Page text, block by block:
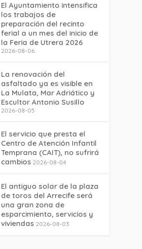
El Ayuntamiento intensifica
los trabajos de
preparación del recinto
ferial a un mes del inicio de
la Feria de Utrera 2026
2026-08-06
La renovación del
asfaltado ya es visible en
La Mulata, Mar Adriático y
Escultor Antonio Susillo
2026-08-05
El servicio que presta el
Centro de Atención Infantil
Temprana (CAIT), no sufrirá
cambios 2026-08-04
El antiguo solar de la plaza
de toros del Arrecife será
una gran zona de
esparcimiento, servicios y
viviendas 2026-08-03